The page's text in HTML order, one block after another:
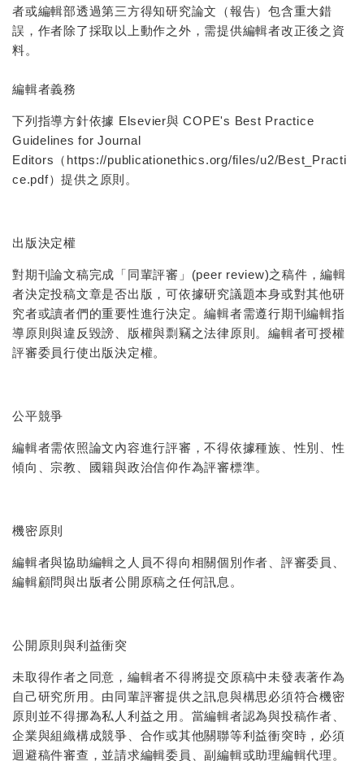
者或編輯部透過第三方得知研究論文（報告）包含重大錯
誤，作者除了採取以上動作之外，需提供編輯者改正後之資
料。
編輯者義務
下列指導方針依據 Elsevier與COPE's Best Practice
Guidelines for Journal
Editors （https://publicationethics.org/files/u2/Best_Practi
ce.pdf）提供之原則。
出版決定權
對期刊論文稿完成「同輩評審」(peer review)之稿件，編輯
者決定投稿文章是否出版，可依據研究議題本身或對其他研
究者或讀者們的重要性進行決定。編輯者需遵行期刊編輯指
導原則與違反毀謗、版權與剽竊之法律原則。編輯者可授權
評審委員行使出版決定權。
公平競爭
編輯者需依照論文內容進行評審，不得依據種族、性別、性
傾向、宗教、國籍與政治信仰作為評審標準。
機密原則
編輯者與協助編輯之人員不得向相關個別作者、評審委員、
編輯顧問與出版者公開原稿之任何訊息。
公開原則與利益衝突
未取得作者之同意，編輯者不得將提交原稿中未發表著作為
自己研究所用。由同輩評審提供之訊息與構思必須符合機密
原則並不得挪為私人利益之用。當編輯者認為與投稿作者、
企業與組織構成競爭、合作或其他關聯等利益衝突時，必須
迴避稿件審查，並請求編輯委員、副編輯或助理編輯代理。